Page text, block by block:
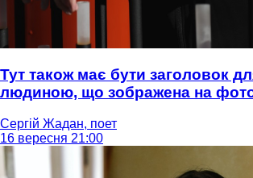
Тут також має бути заголовок
людиною, що зображена на
Сергій Жадан, поет
16 вересня 21:00